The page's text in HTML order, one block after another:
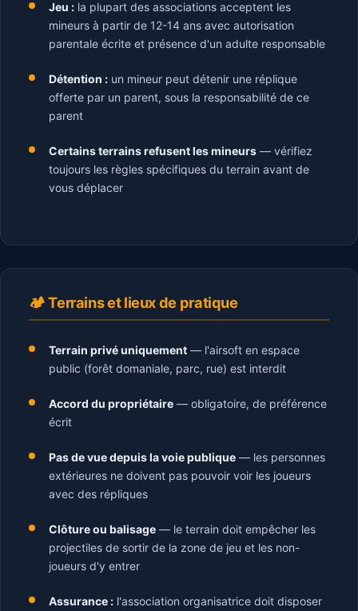
Jeu : la plupart des associations acceptent les
mineurs à partir de 12-14 ans avec autorisation
parentale écrite et présence d'un adulte responsable
Détention : un mineur peut détenir une réplique
offerte par un parent, sous la responsabilité de ce
parent
Certains terrains refusent les mineurs — vérifiez
toujours les règles spécifiques du terrain avant de
vous déplacer
🏕️ Terrains et lieux de pratique
Terrain privé uniquement — l'airsoft en espace
public (forêt domaniale, parc, rue) est interdit
Accord du propriétaire — obligatoire, de préférence
écrit
Pas de vue depuis la voie publique — les personnes
extérieures ne doivent pas pouvoir voir les joueurs
avec des répliques
Clôture ou balisage — le terrain doit empêcher les
projectiles de sortir de la zone de jeu et les non-
joueurs d'y entrer
Assurance : l'association organisatrice doit disposer